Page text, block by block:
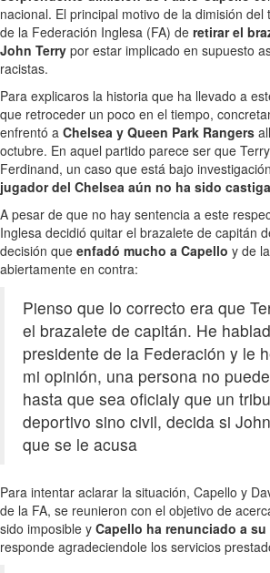
nacional. El principal motivo de la dimisión del
de la Federación Inglesa (FA) de retirar el
John Terry por estar implicado en supuesto
racistas.
Para explicaros la historia que ha llevado a
que retroceder un poco en el tiempo,
enfrentó a Chelsea y Queen Park Rangers
octubre. En aquel partido parece ser que
Ferdinand, un caso que está bajo
jugador del Chelsea aún no ha sido
A pesar de que no hay sentencia a este
Inglesa decidió quitar el brazalete de capitán
decisión que enfadó mucho a Capello y de
abiertamente en contra:
Pienso que lo correcto era que
el brazalete de capitán. He
presidente de la Federación y le
mi opinión, una persona no
hasta que sea oficialy que un
deportivo sino civil, decida si
que se le acusa
Para intentar aclarar la situación, Capello y
de la FA, se reunieron con el objetivo de
sido imposible y Capello ha renunciado a su
responde agradeciendole los servicios